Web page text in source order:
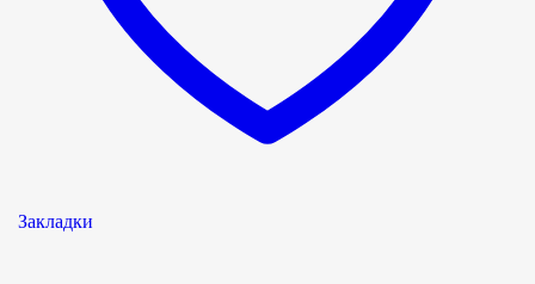
Закладки